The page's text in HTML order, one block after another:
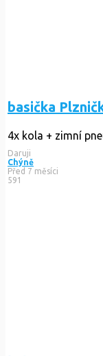
basička
4x kola + zimní
Daruji
Chýně
Před 7 měsíci
591